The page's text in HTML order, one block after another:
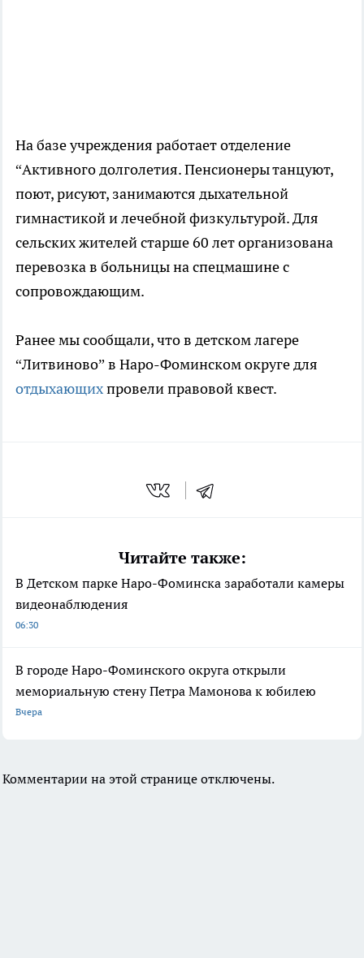
На базе учреждения работает отделение
“Активного долголетия. Пенсионеры танцуют,
поют, рисуют, занимаются дыхательной
гимнастикой и лечебной физкультурой. Для
сельских жителей старше 60 лет организована
перевозка в больницы на спецмашине с
сопровождающим.
Ранее мы сообщали, что в детском лагере
“Литвиново” в Наро-Фоминском округе для
отдыхающихпровели правовой квест.
Читайте также:
В Детском парке Наро-Фоминска заработали камеры
видеонаблюдения
06:30
В городе Наро-Фоминского округа открыли
мемориальную стену Петра Мамонова к юбилею
Вчера
Комментарии на этой странице отключены.